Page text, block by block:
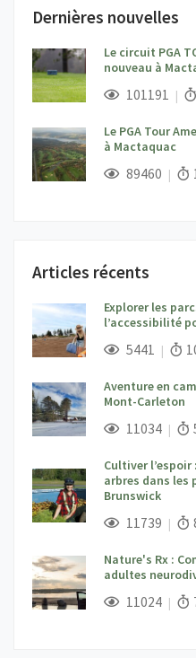
Dernières nouvelles
Le circuit PGA
nouveau à
; 101191 Vues;
Le PGA Tour
à Mactaquac
; 89460 Vues;
Articles récents
Explorer les
l’accessibilité
; 5441 Vues;
Aventure en
Mont-Carleton
; 11034Vues;
Cultiver
arbres dans les
Brunswick
; 11739 Vues;
Nature's Rx :
adultes
; 11024Vues;